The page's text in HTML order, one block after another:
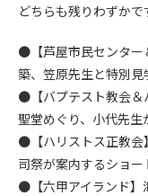
どちらも残りわずかで
●【芦屋市民センター
築、笠原先生と特別見
●【バプテスト教会＆
聖堂めぐり、小代先生
●【ハリストス正教会
司祭が案内するショー
●【六甲アイランド】